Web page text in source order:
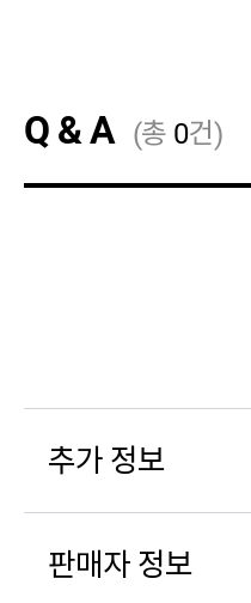
Q & A (총 0건)
추가 정보
판매자 정보